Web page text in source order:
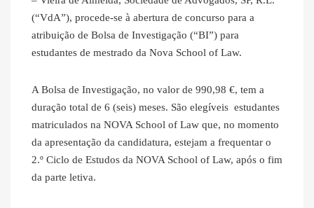
(“VdA”), procede-se à abertura de concurso para a
atribuição de Bolsa de Investigação (“BI”) para
estudantes de mestrado da Nova School of Law.
A Bolsa de Investigação, no valor de 990,98 €, tem a
duração total de 6 (seis) meses. São elegíveis estudantes
matriculados na NOVA School of Law que, no momento
da apresentação da candidatura, estejam a frequentar o
2.º Ciclo de Estudos da NOVA School of Law, após o fim
da parte letiva.